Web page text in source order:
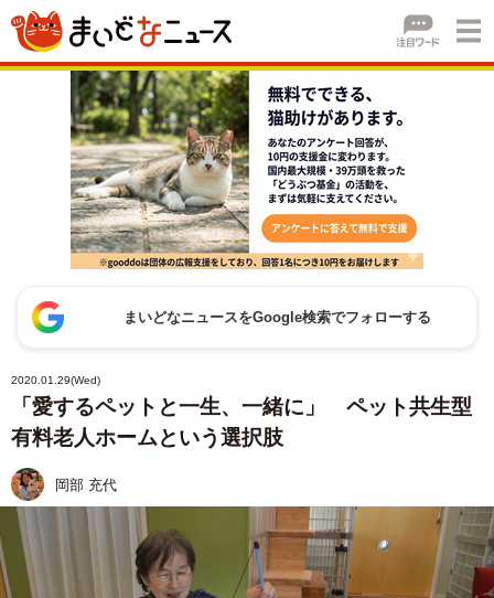
まいどなニュースをGoogle検索でフォローする
2020.01.29(Wed)
「愛するペットと一生、一緒に」 ペット共生型
有料老人ホームという選択肢
岡部 充代